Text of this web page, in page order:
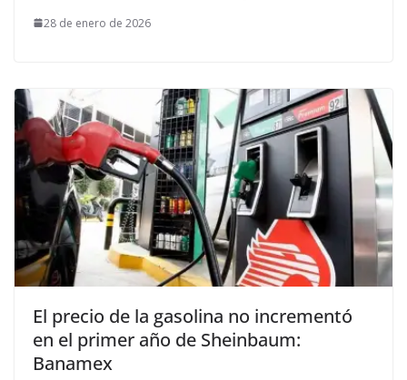
28 de enero de 2026
El precio de la gasolina no incrementó
en el primer año de Sheinbaum:
Banamex